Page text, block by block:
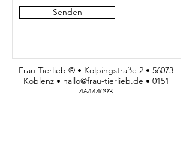
Senden
Frau Tierlieb ® • Kolpingstraße 2 • 56073
Koblenz • hallo@frau-tierlieb.de • 0151
46444093